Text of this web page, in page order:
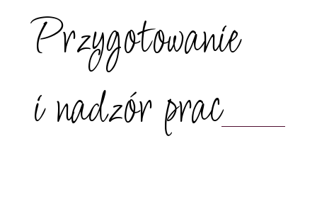
Przygotowanie
i nadzór prac